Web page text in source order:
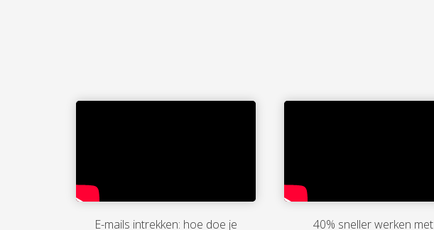
E-mails intrekken: hoe doe je
40% sneller werken met